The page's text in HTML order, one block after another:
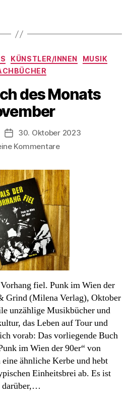
Kategorien
KÜNSTLER/INNEN
MUSIK
des Monats
Veröffentlichungsdatum
30. Oktober 2023
Kommentarezu
des
Monats
November
fiel. Punk im Wien der
Grind (Milena Verlag), Oktober
unzählige Musikbücher und
das Leben auf Tour und
vorab: Das vorliegende Buch
im Wien der 90er“ von
ähnliche Kerbe und hebt
Einheitsbrei ab. Es ist
darüber,…